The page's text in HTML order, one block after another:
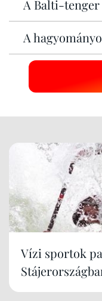
A Balti-tenger
A
Vízi sportok